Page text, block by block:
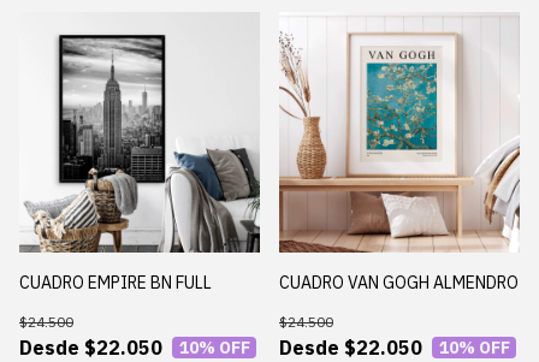
CUADRO EMPIRE BN FULL
$22.050
$24.500
10% OFF
CUADRO VAN GOGH ALMENDRO
$22.050
$24.500
10% OFF